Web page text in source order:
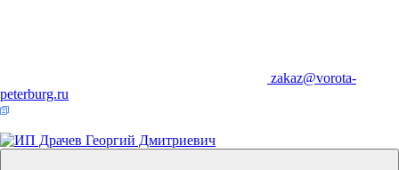
zakaz@vorota-
peterburg.ru